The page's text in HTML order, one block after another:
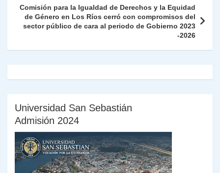
k
dl
y
Comisión para la Igualdad de Derechos y la Equidad
de Género en Los Ríos cerró con compromisos del
sector público de cara al periodo de Gobierno 2023
-2026
Universidad San Sebastián
Admisión 2024